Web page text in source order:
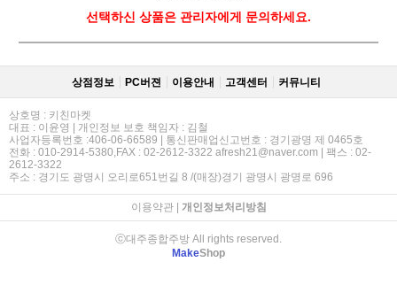
선택하신 상품은 관리자에게 문의하세요.
상점정보 PC버젼 이용안내 고객센터 커뮤니티
상호명 : 키친마켓
대표 : 이윤영 | 개인정보 보호 책임자 : 김철
사업자등록번호 :406-06-66589 | 통신판매업신고번호 : 경기광명 제 0465호
전화 : 010-2914-5380,FAX : 02-2612-3322 afresh21@naver.com | 팩스 : 02-
2612-3322
주소 : 경기도 광명시 오리로651번길 8 /(매장)경기 광명시 광명로 696
이용약관| 개인정보처리방침
ⓒ대주종합주방 All rights reserved.
MakeShop